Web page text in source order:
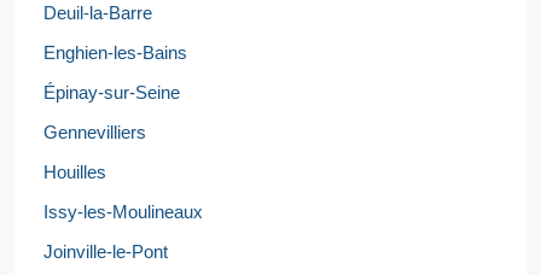
Deuil-la-Barre
Enghien-les-Bains
Épinay-sur-Seine
Gennevilliers
Houilles
Issy-les-Moulineaux
Joinville-le-Pont